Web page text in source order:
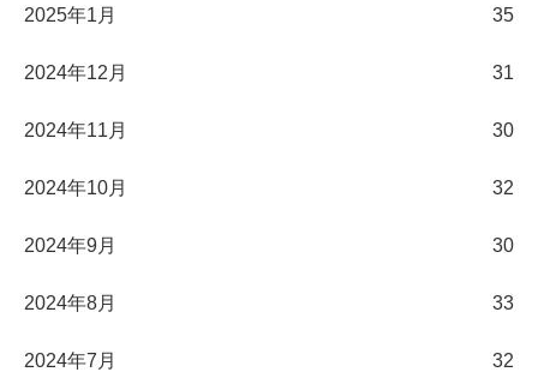
2025年1月 35
2024年12月 31
2024年11月 30
2024年10月 32
2024年9月 30
2024年8月 33
2024年7月 32